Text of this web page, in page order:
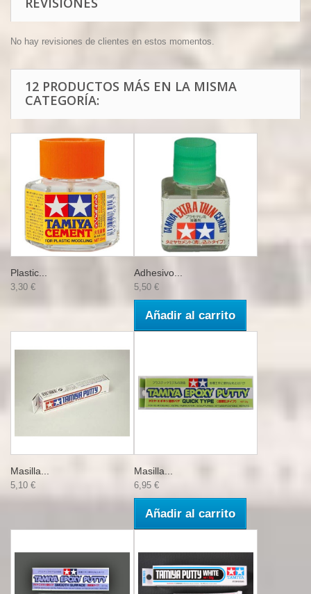
No hay revisiones de clientes en estos momentos.
12 PRODUCTOS MÁS EN LA MISMA
CATEGORÍA:
Plastic...
3,30 €
Adhesivo...
5,50 €
Añadir al carrito
Masilla...
5,10 €
Masilla...
6,95 €
Añadir al carrito